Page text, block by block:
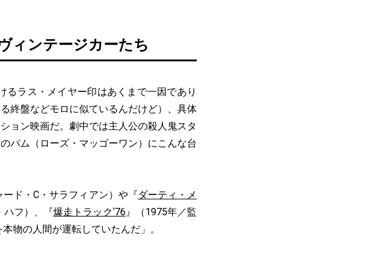
ィンテージカーたち
ラス・メイヤー印はあくまで一因であり
終盤などモロに似ているんだけど）、具体
ョン映画だ。劇中では主人公の殺人鬼スタ
パム（ローズ・マッゴーワン）にこんな台
ド・C・サラフィアン）や『ダーティ・メ
ハフ）、『爆走トラック‘76』（1975年／監
物の人間が運転していたんだ」。